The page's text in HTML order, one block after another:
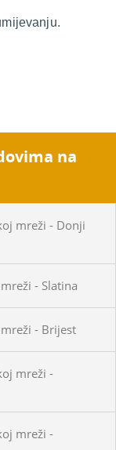
na
mreži - Donji
- Slatina
- Brijest
mreži -
mreži -